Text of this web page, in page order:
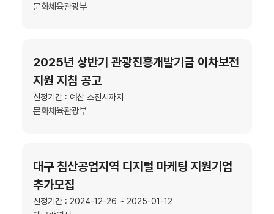
문화체육관광부
2025년 상반기 관광진흥개발기금 이차보전
지원 지침 공고
신청기간 : 예산 소진시까지
문화체육관광부
대구 침산공업지역 디지털 마케팅 지원기업
추가모집
신청기간 : 2024-12-26 ~ 2025-01-12